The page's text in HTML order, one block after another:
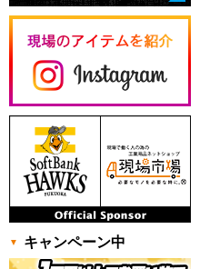
キャンペーン中